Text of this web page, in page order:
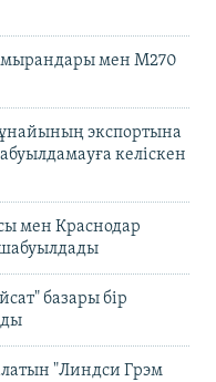
мен M270
экспортына
келіскен
мен Краснодар
базары бір
"Линдси Грэм